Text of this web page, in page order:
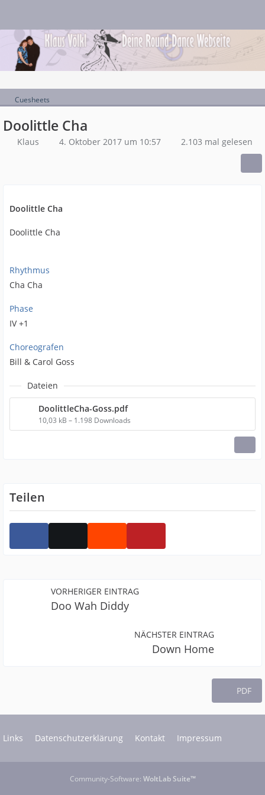
Cuesheets
Doolittle Cha
Klaus 4. Oktober 2017 um 10:57 2.103 mal gelesen
Doolittle Cha
Doolittle Cha
Rhythmus
Cha Cha
Phase
IV +1
Choreografen
Bill & Carol Goss
Dateien
DoolittleCha-Goss.pdf
10,03 kB – 1.198 Downloads
Teilen
VORHERIGER EINTRAG
Doo Wah Diddy
NÄCHSTER EINTRAG
Down Home
PDF
Links Datenschutzerklärung Kontakt Impressum
Community-Software: WoltLab Suite™